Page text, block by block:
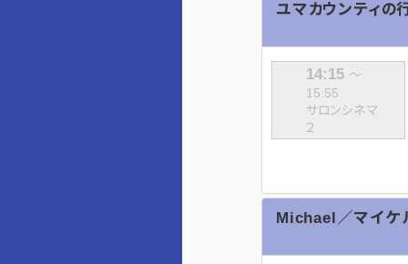
ユマカウンティの
14:15 ～
15:55
サロンシネマ
２
Michael／マイケ